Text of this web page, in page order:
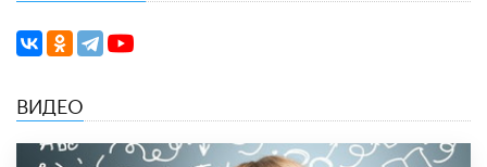
ВИДЕО